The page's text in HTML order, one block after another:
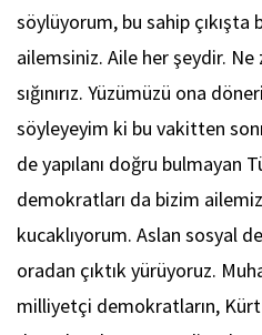
söylüyorum, bu sahip çıkışta
ailemsiniz. Aile her şeydir. Ne
sığınırız. Yüzümüzü ona
söyleyeyim ki bu vakitten
de yapılanı doğru bulmayan
demokratları da bizim
kucaklıyorum. Aslan sosyal
oradan çıktık yürüyoruz.
milliyetçi demokratların,